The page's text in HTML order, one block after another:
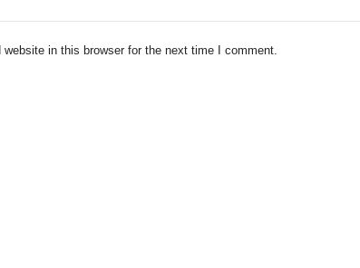
in this browser for the next time I comment.